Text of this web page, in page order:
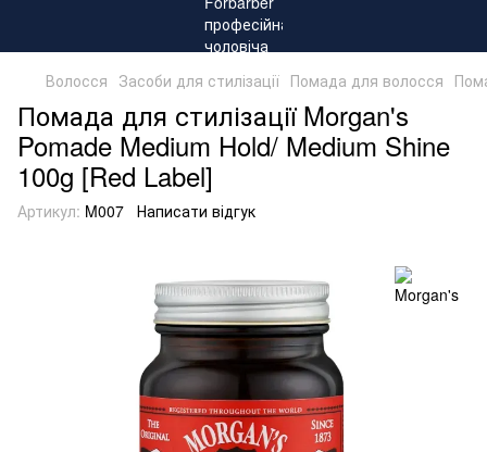
Волосся Засоби для стилізації Помада для волосся
Помада для стилізації Morgan's
Pomade Medium Hold/ Medium Shine
100g [Red Label]
Артикул: M007 Написати відгук